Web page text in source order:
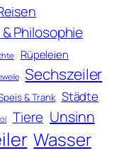
Philosophie
Rüpeleien
Sechszeiler
& Trank Städte
Tiere Unsinn
Wasser